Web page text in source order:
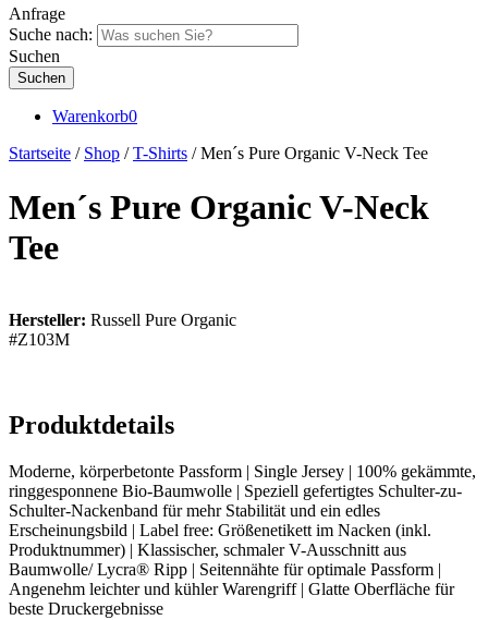
Anfrage
Suche nach:
Suchen
Warenkorb0
Startseite / Shop /T-Shirts / Men´s Pure Organic V-Neck Tee
Men´s Pure Organic V-Neck
Tee
Hersteller: Russell Pure Organic
#Z103M
Produktdetails
Moderne, körperbetonte Passform | Single Jersey | 100% gekämmte,
ringgesponnene Bio-Baumwolle | Speziell gefertigtes Schulter-zu-
Schulter-Nackenband für mehr Stabilität und ein edles
Erscheinungsbild | Label free: Größenetikett im Nacken (inkl.
Produktnummer) | Klassischer, schmaler V-Ausschnitt aus
Baumwolle/ Lycra® Ripp | Seitennähte für optimale Passform |
Angenehm leichter und kühler Warengriff | Glatte Oberfläche für
beste Druckergebnisse